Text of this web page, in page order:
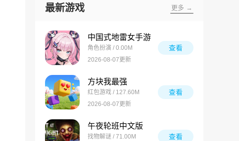
最新游戏 更多 →
中国式地雷女手游
角色扮演 / 0.00M
2026-08-07更新
查看
方块我最强
红包游戏 / 127.60M
2026-08-07更新
查看
午夜轮班中文版
找物解谜 / 71.00M
查看